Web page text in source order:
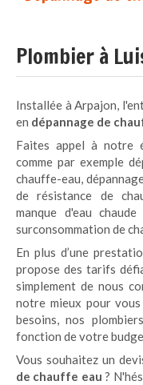
Plombier à
Installée à Arpajon,
en dépannage de
Faites appel à notre
comme par exemple
chauffe-eau,
de résistance de
manque d'eau
surconsommation de
En plus d’une
propose des tarifs
simplement de nous
notre mieux pour
besoins, nos
fonction de votre
Vous souhaitez un
de chauffe eau ?